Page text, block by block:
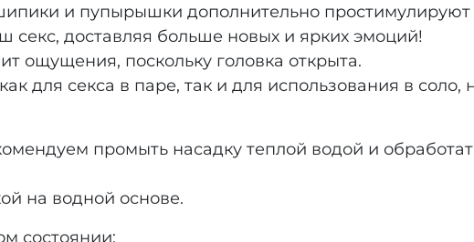
и пупырышки дополнительно простимулируют
доставляя больше новых и ярких эмоций!
ощущения, поскольку головка открыта.
для секса в паре, так и для использования в
промыть насадку теплой водой и
на водной основе.
состоянии: